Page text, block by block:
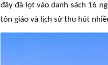
đây đã lọt vào danh sách 16
tôn giáo và lịch sử thu hút